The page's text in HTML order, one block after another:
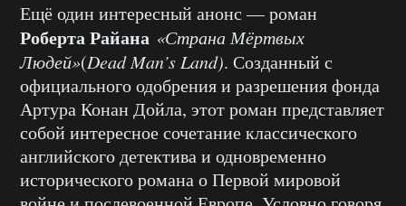
Ещё один интересный анонс — роман
Роберта Райана «Страна Мёртвых
Людей»(Dead Man’s Land). Созданный с
официального одобрения и разрешения фонда
Артура Конан Дойла, этот роман представляет
собой интересное сочетание классического
английского детектива и одновременно
исторического романа о Первой мировой